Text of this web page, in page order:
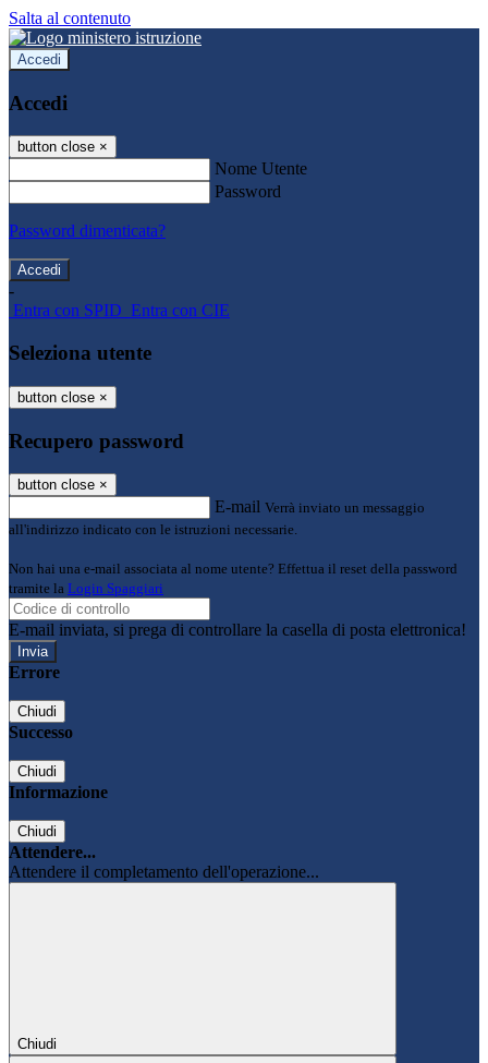
Salta al contenuto
Accedi
Accedi
button close ×
Nome Utente
Password
Password dimenticata?
-
Entra con SPID Entra con CIE
Seleziona utente
button close ×
Recupero password
button close ×
E-mail Verrà inviato un messaggio
all'indirizzo indicato con le istruzioni necessarie.
Non hai una e-mail associata al nome utente? Effettua il reset della password
tramite la Login Spaggiari
E-mail inviata, si prega di controllare la casella di posta elettronica!
Errore
Chiudi
Successo
Chiudi
Informazione
Chiudi
Attendere...
Attendere il completamento dell'operazione...
Chiudi